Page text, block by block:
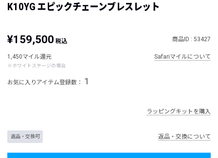
K10YG エピックチェーンブレスレット
¥159,500 税込 商品ID : 53427
1,450マイル還元
※ホワイトステージの場合
Safariマイルについて
お気に入りアイテム登録数： 1
ラッピングキットを購入
返品・交換可 返品・交換について